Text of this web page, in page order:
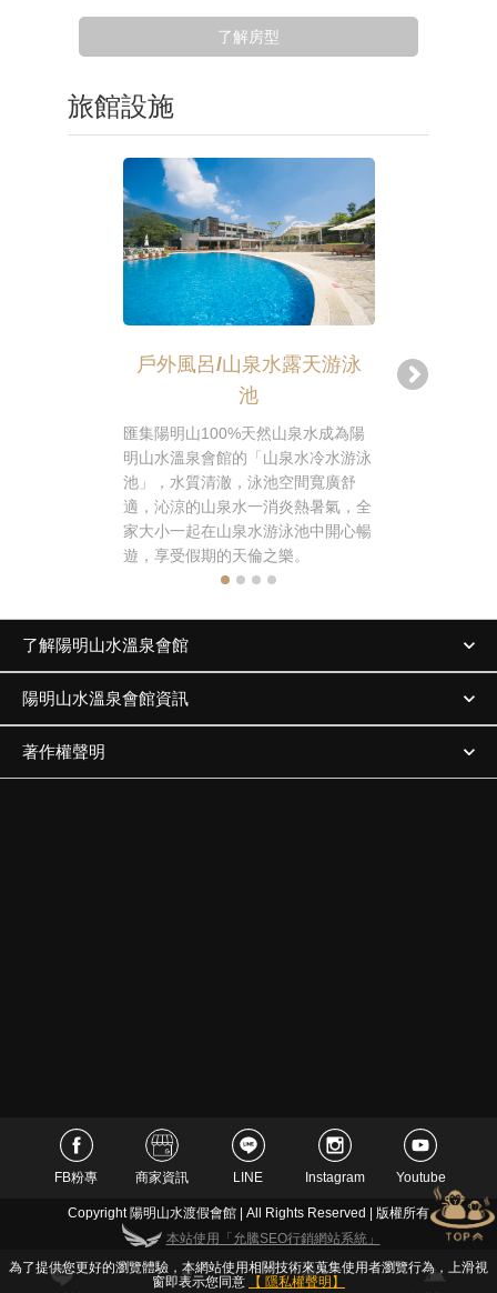
了解房型
旅館設施
戶外風呂/山泉水露天游泳
池
匯集陽明山100%天然山泉水成為陽
明山水溫泉會館的「山泉水冷水游泳
池」，水質清澈，泳池空間寬廣舒
適，沁涼的山泉水一消炎熱暑氣，全
家大小一起在山泉水游泳池中開心暢
遊，享受假期的天倫之樂。
為了提供您更好的瀏覽體驗，本網站使用相關技術來蒐集使用者瀏覽行為，上滑視
窗即表示您同意
【 隱私權聲明】
了解陽明山水溫泉會館
陽明山水溫泉會館資訊
著作權聲明
FB粉專 商家資訊 LINE Instagram Youtube
Copyright 陽明山水渡假會館 | All Rights Reserved | 版權所有
本站使用「允騰SEO行銷網站系統」